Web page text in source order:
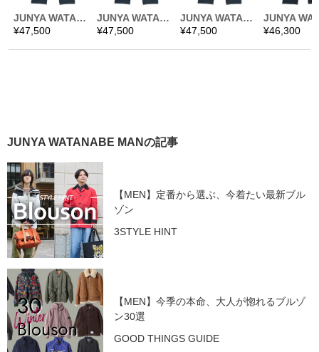
JUNYA WATANABE MANの記事
【MEN】定番から選ぶ、今着たい最新ブル
ゾン
3STYLE HINT
【MEN】今季の本命、大人が惚れるブルゾ
ン30選
GOOD THINGS GUIDE